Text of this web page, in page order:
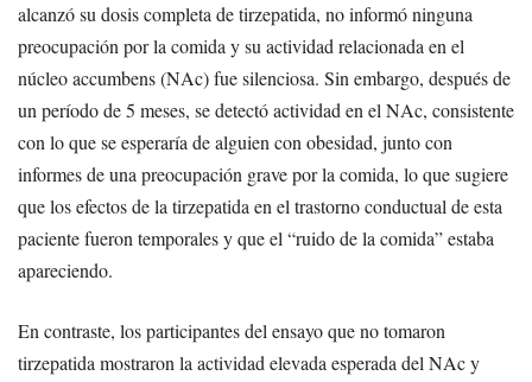
alcanzó su dosis completa de tirzepatida, no informó ninguna
preocupación por la comida y su actividad relacionada en el
núcleo accumbens (NAc) fue silenciosa. Sin embargo, después de
un período de 5 meses, se detectó actividad en el NAc, consistente
con lo que se esperaría de alguien con obesidad, junto con
informes de una preocupación grave por la comida, lo que sugiere
que los efectos de la tirzepatida en el trastorno conductual de esta
paciente fueron temporales y que el “ruido de la comida” estaba
apareciendo.
En contraste, los participantes del ensayo que no tomaron
tirzepatida mostraron la actividad elevada esperada del NAc y